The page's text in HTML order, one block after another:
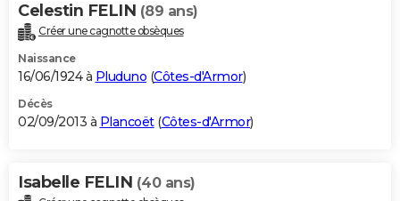
Celestin FELIN (89 ans)
Créer une cagnotte obsèques
Naissance
16/06/1924 à Pluduno (Côtes-d'Armor)
Décès
02/09/2013 à Plancoët(Côtes-d'Armor)
Isabelle FELIN (40 ans)